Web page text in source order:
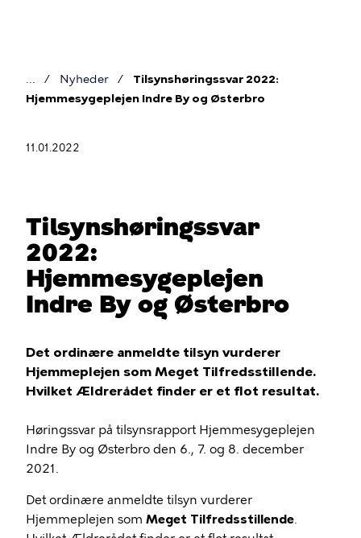
Brødkrumme
Nyheder
Tilsynshøringssvar 2022:
Hjemmesygeplejen Indre By og Østerbro
11.01.2022
Tilsynshøringssvar
2022:
Hjemmesygeplejen
Indre By og Østerbro
Det ordinære anmeldte tilsyn vurderer
Hjemmeplejen som Meget Tilfredsstillende.
Hvilket Ældrerådet finder er et flot resultat.
Høringssvar på tilsynsrapport Hjemmesygeplejen
Indre By og Østerbro den 6., 7. og 8. december
2021.
Det ordinære anmeldte tilsyn vurderer
Hjemmeplejen som Meget Tilfredsstillende.